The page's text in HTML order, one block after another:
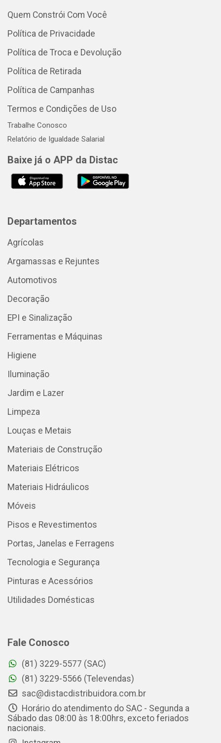
Quem Constrói Com Você
Política de Privacidade
Política de Troca e Devolução
Política de Retirada
Política de Campanhas
Termos e Condições de Uso
Trabalhe Conosco
Relatório de Igualdade Salarial
Baixe já o APP da Distac
Departamentos
Agrícolas
Argamassas e Rejuntes
Automotivos
Decoração
EPI e Sinalização
Ferramentas e Máquinas
Higiene
Iluminação
Jardim e Lazer
Limpeza
Louças e Metais
Materiais de Construção
Materiais Elétricos
Materiais Hidráulicos
Móveis
Pisos e Revestimentos
Portas, Janelas e Ferragens
Tecnologia e Segurança
Pinturas e Acessórios
Utilidades Domésticas
Fale Conosco
(81) 3229-5577 (SAC)
(81) 3229-5566 (Televendas)
sac@distacdistribuidora.com.br
Horário do atendimento do SAC - Segunda a
Sábado das 08:00 às 18:00hrs, exceto feriados
nacionais.